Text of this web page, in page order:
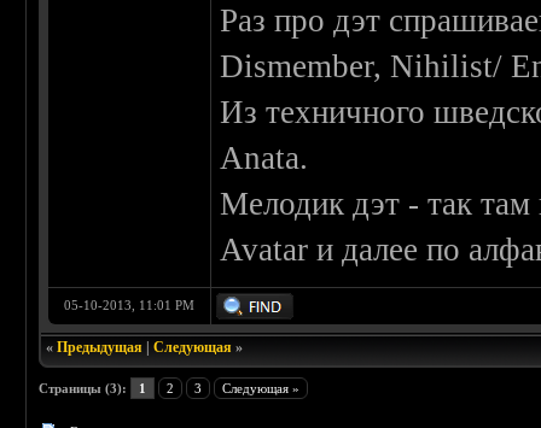
Раз про дэт
Dismember, Nihilist/
Из техничного
Anata.
Мелодик дэт - так
Avatar и далее по
05-10-2013, 11:01 PM
«Предыдущая |Следующая »
Страницы (3): 1 2 3 Следующая »